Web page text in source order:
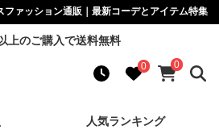
ファッション通販｜最新コーデとアイテム特集
上のご購入で送料無料
0 0
人気ランキング